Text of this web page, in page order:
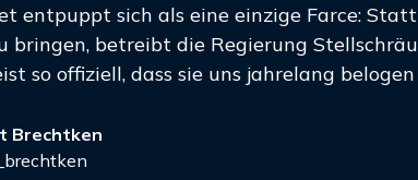
entpuppt sich als eine einzige Farce:
bringen, betreibt die Regierung
so offiziell, dass sie uns jahrelang
Brechtken